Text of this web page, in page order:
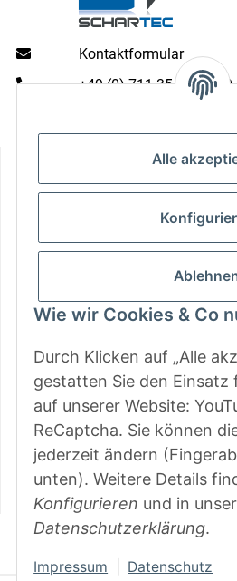
Alle
Wie wir Cookies & Co
Durch Klicken auf „Alle
gestatten Sie den Einsatz
auf unserer Website:
ReCaptcha. Sie können
jederzeit ändern
unten). Weitere Details
Konfigurieren und in
Datenschutzerklärung.
Impressum Datenschutz
Kontaktformular
+49 (0) 711 35 13 16 00
Gesetzliche Informationen
Vertrag